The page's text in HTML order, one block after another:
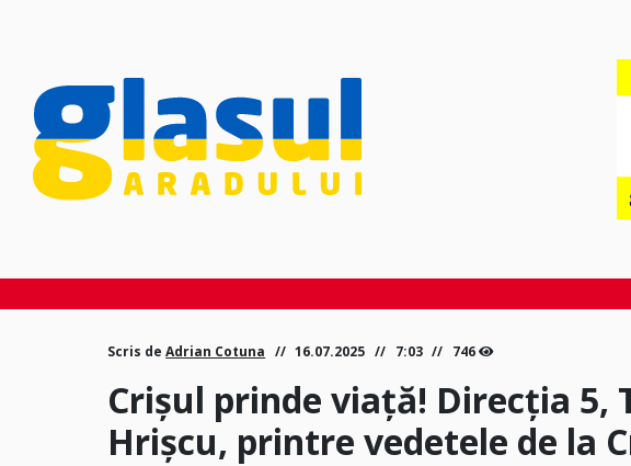
Scris deAdrian Cotuna 16.07.2025 7:03 746
Crișul prinde viață! Direcția 5,
Hrișcu, printre vedetele de la